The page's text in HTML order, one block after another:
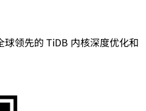
领先的 TiDB 内核深度优化和